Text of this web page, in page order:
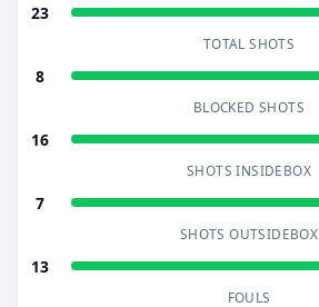
23
TOTAL SHOTS
8
BLOCKED SHOTS
16
SHOTS INSIDEBOX
7
SHOTS OUTSIDEBOX
13
FOULS